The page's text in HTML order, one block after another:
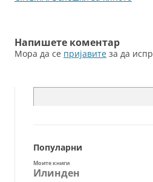
Напишете коментар
Мора да се пријавите за да
за:
Популарни